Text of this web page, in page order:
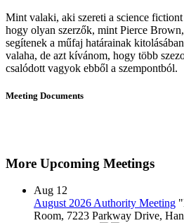
Mint valaki, aki szereti a science fictiont
hogy olyan szerzők, mint Pierce
segítenek a műfaj határainak
valaha, de azt kívánom, hogy több
csalódott vagyok ebből a szempontból.
Meeting Documents
More Upcoming Meetings
Aug 12
August 2026 Authority Meeting
Room, 7223 Parkway Drive,